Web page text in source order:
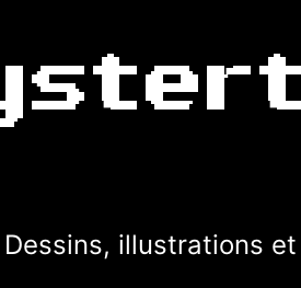
Dessins, illustrations